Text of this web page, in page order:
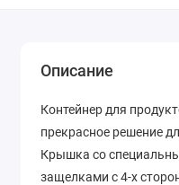
Описание
Контейнер для
прекрасное решение
Крышка со
защелками с 4-х